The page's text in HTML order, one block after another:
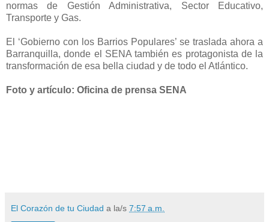
normas de Gestión Administrativa, Sector Educativo,
Transporte y Gas.
El ‘Gobierno con los Barrios Populares’ se traslada ahora a
Barranquilla, donde el SENA también es protagonista de la
transformación de esa bella ciudad y de todo el Atlántico.
Foto y artículo: Oficina de prensa SENA
El Corazón de tu Ciudad a la/s 7:57 a.m.